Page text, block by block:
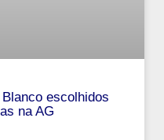
escolhidos
na AG